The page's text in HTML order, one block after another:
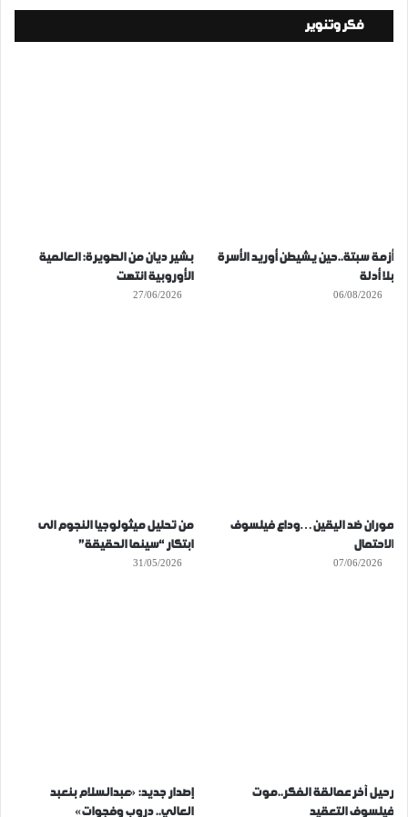
فكر وتنوير
أزمة سبتة..حين يشيطن أوريد الأسرة
بلا أدلة
06/08/2026
بشير ديان من الصويرة: العالمية
الأوروبية انتهت
27/06/2026
موران ضد اليقين…وداع فيلسوف
الاحتمال
07/06/2026
من تحليل ميثولوجيا النجوم الى
ابتكار “سينما الحقيقة”
31/05/2026
رحيل آخر عمالقة الفكر..موت
فيلسوف التعقيد
إصدار جديد: «عبدالسلام بنعبد
العالي.. دروب وفجوات»